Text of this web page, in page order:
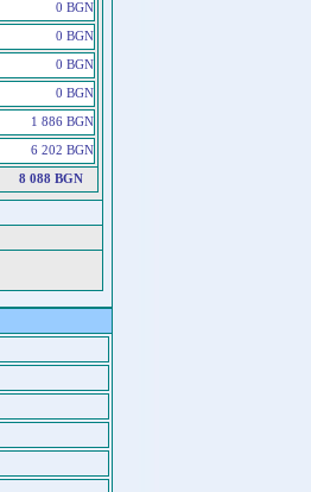
0 BGN
0 BGN
0 BGN
0 BGN
1 886 BGN
6 202 BGN
8 088 BGN